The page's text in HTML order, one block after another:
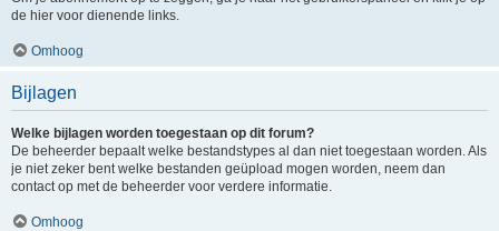
de hier voor dienende links.
Omhoog
Bijlagen
Welke bijlagen worden toegestaan op dit forum?
De beheerder bepaalt welke bestandstypes al dan niet toegestaan worden. Als
je niet zeker bent welke bestanden geüpload mogen worden, neem dan
contact op met de beheerder voor verdere informatie.
Omhoog